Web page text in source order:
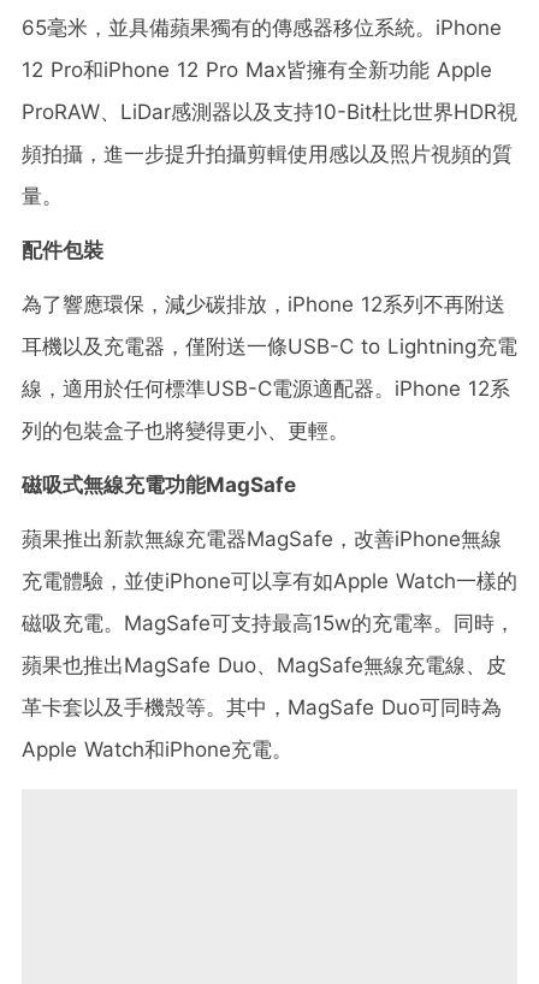
65毫米，並具備蘋果獨有的傳感器移位系統。iPhone
12 Pro和iPhone 12 Pro Max皆擁有全新功能 Apple
ProRAW、LiDar感測器以及支持10-Bit杜比世界HDR視
頻拍攝，進一步提升拍攝剪輯使用感以及照片視頻的質
量。
配件包裝
為了響應環保，減少碳排放，iPhone 12系列不再附送
耳機以及充電器，僅附送一條USB-C to Lightning充電
線，適用於任何標準USB-C電源適配器。iPhone 12系
列的包裝盒子也將變得更小、更輕。
磁吸式無線充電功能MagSafe
蘋果推出新款無線充電器MagSafe，改善iPhone無線
充電體驗，並使iPhone可以享有如Apple Watch一樣的
磁吸充電。MagSafe可支持最高15w的充電率。同時，
蘋果也推出MagSafe Duo、MagSafe無線充電線、皮
革卡套以及手機殼等。其中，MagSafe Duo可同時為
Apple Watch和iPhone充電。